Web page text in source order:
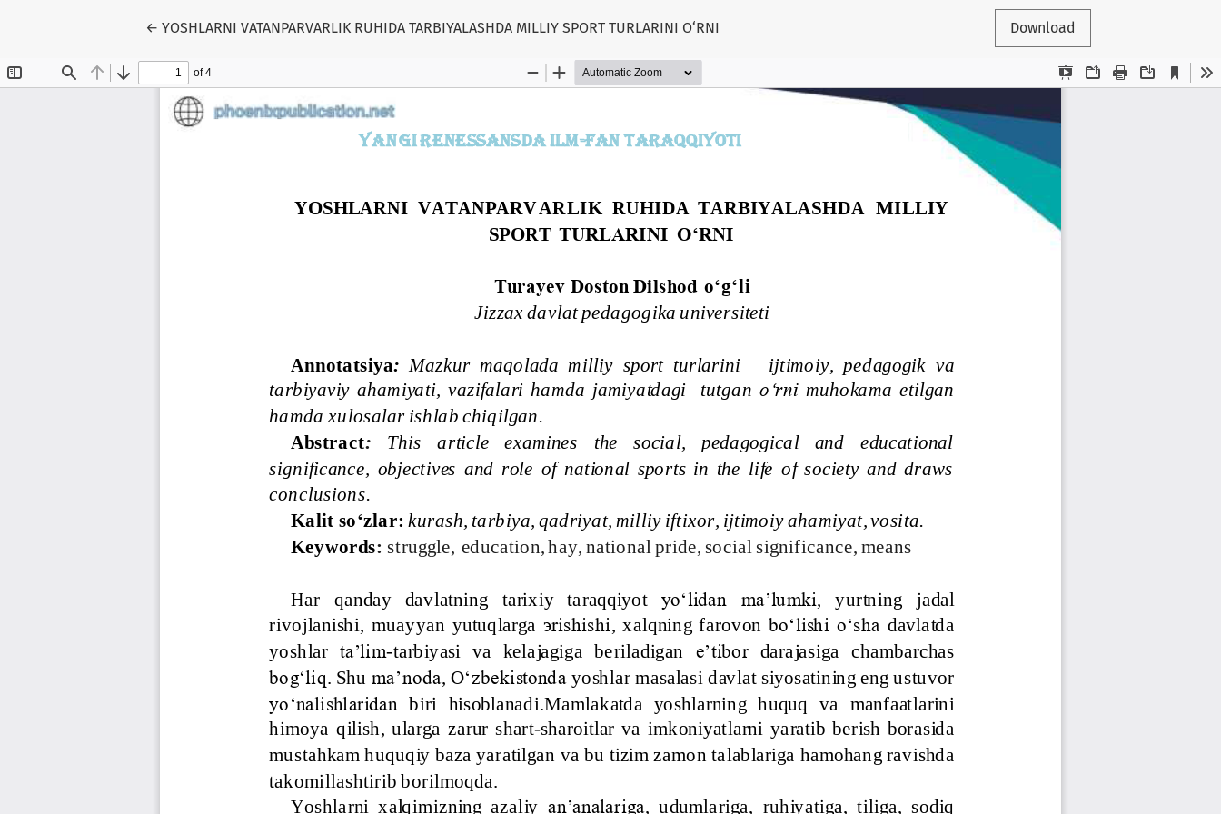
← Return to Article Details
YOSHLARNI VATANPARVARLIK RUHIDA TARBIYALASHDA MILLIY SPORT TURLARINI O‘RNI Download